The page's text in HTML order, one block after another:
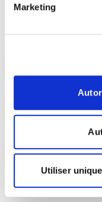
Marketing
Utiliser